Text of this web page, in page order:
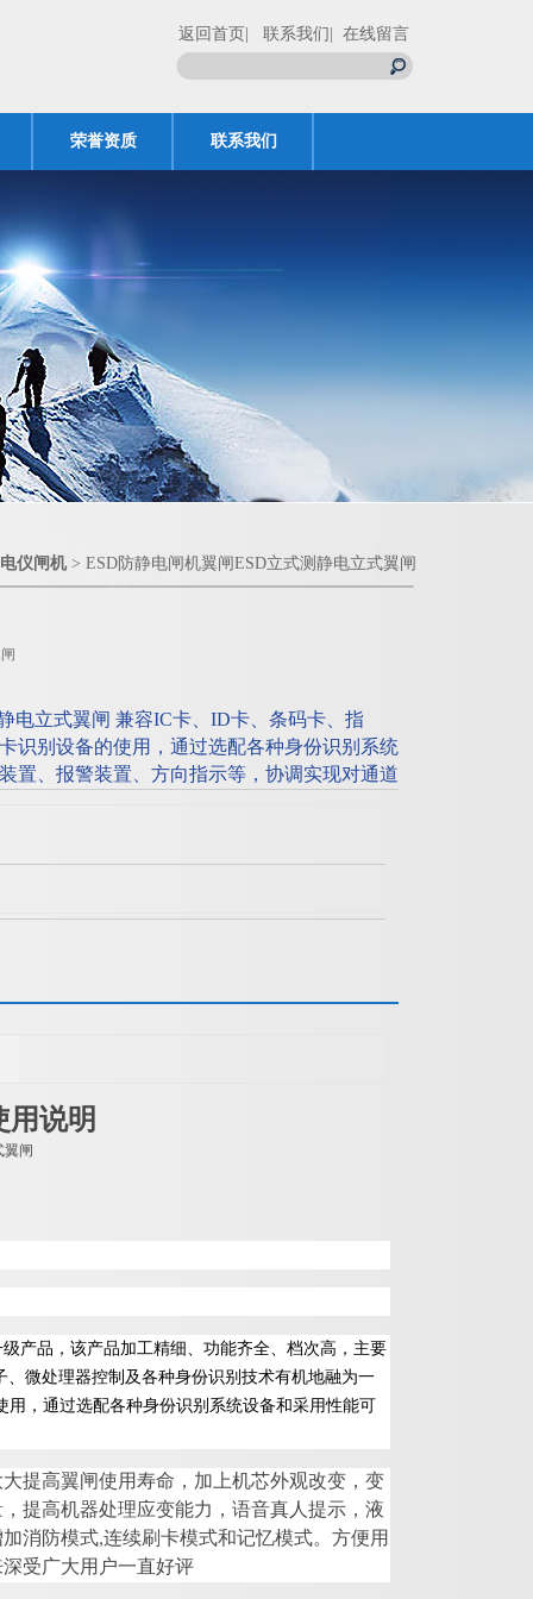
返回首页 | 联系我们 | 在线留言
荣誉资质 联系我们
仪闸机 > ESD防静电闸机翼闸ESD立式测静电立式翼闸
电立式翼闸 兼容IC卡、ID卡、条码卡、指
识别设备的使用，通过选配各种身份识别系统
置、报警装置、方向指示等，协调实现对通道
用说明
产品，该产品加工精细、功能齐全、档次高，主要
微处理器控制及各种身份识别技术有机地融为一
用，通过选配各种身份识别系统设备和采用性能可
提高翼闸使用寿命，加上机芯外观改变，变
提高机器处理应变能力，语音真人提示，液
消防模式,连续刷卡模式和记忆模式。方便用
受广大用户一直好评